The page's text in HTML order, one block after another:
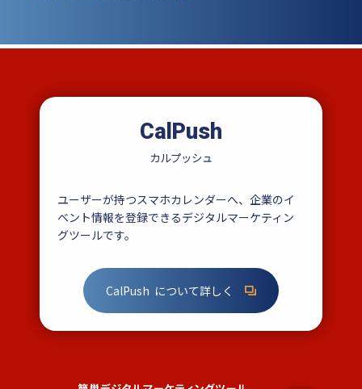
CalPush
カルプッシュ
ユーザーが持つスマホカレンダーへ、企業のイ
ベント情報を登録できるデジタルマーケティン
グツールです。
CalPush について詳しく